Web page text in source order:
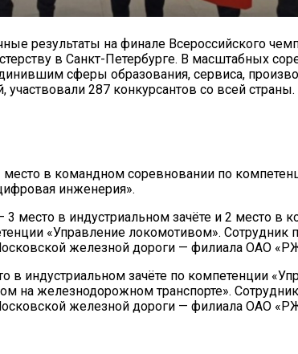
результаты на финале Всероссийского
в Санкт-Петербурге. В масштабных
сферы образования, сервиса,
участвовали 287 конкурсантов со всей страны.
в командном соревновании по
инженерия».
3 место в индустриальном зачёте и 2 место в
«Управление локомотивом». Сотрудник
железной дороги — филиала ОАО
в индустриальном зачёте по компетенции
на железнодорожном транспорте».
железной дороги — филиала ОАО